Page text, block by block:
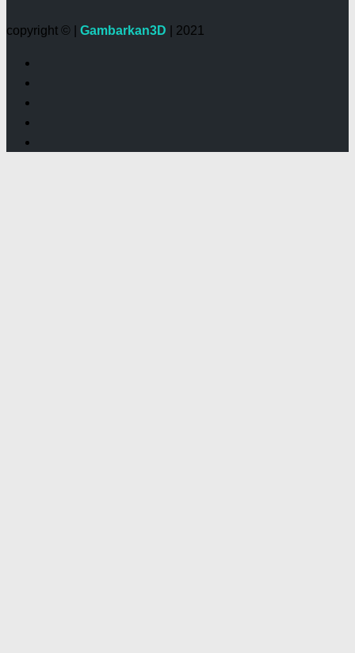
copyright © | Gambarkan3D | 2021